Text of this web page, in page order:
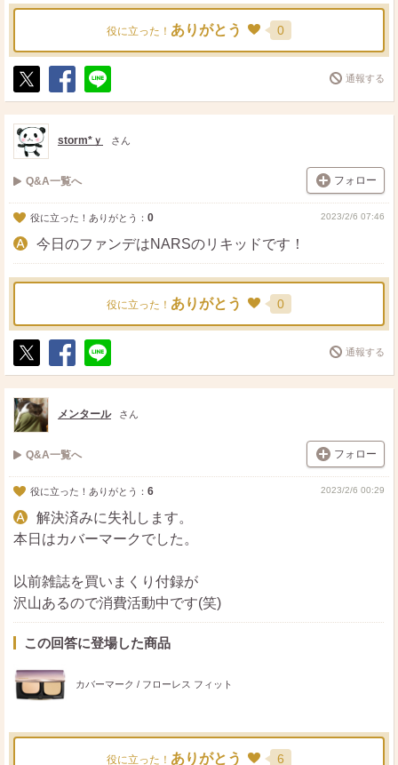
役に立った！ ありがとう 0
ポ
ス
ト
シ
ェ
送
る
通報する
storm*ｙ さん
Q&A一覧へ フォロー
役に立った！ありがとう： 0 2023/2/6 07:46
今日のファンデはNARSのリキッドです！
役に立った！ ありがとう 0
ポ
ス
ト
シ
ェ
送
る
通報する
メンタール さん
Q&A一覧へ フォロー
役に立った！ありがとう： 6 2023/2/6 00:29
解決済みに失礼します。
本日はカバーマークでした。
以前雑誌を買いまくり付録が
沢山あるので消費活動中です(笑)
この回答に登場した商品
カバーマーク / フローレス フィット
役に立った！ ありがとう 6